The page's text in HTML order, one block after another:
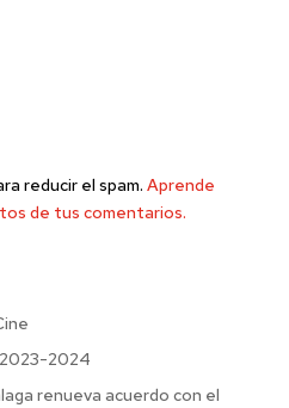
reducir el spam. Aprende
de tus comentarios.
2023-2024
renueva acuerdo con el